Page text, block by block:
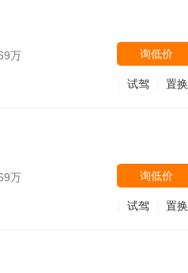
万 询低价
置换
试驾
万 询低价
置换
试驾